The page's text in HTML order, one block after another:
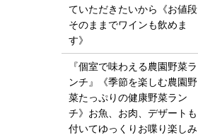
ていただきたいから《お値段
そのままでワインも飲めま
す》
『個室で味わえる農園野菜ラ
ンチ』《季節を楽しむ農園野
菜たっぷりの健康野菜ラン
チ》お魚、お肉、デザートも
付いてゆっくりお喋り楽しみ